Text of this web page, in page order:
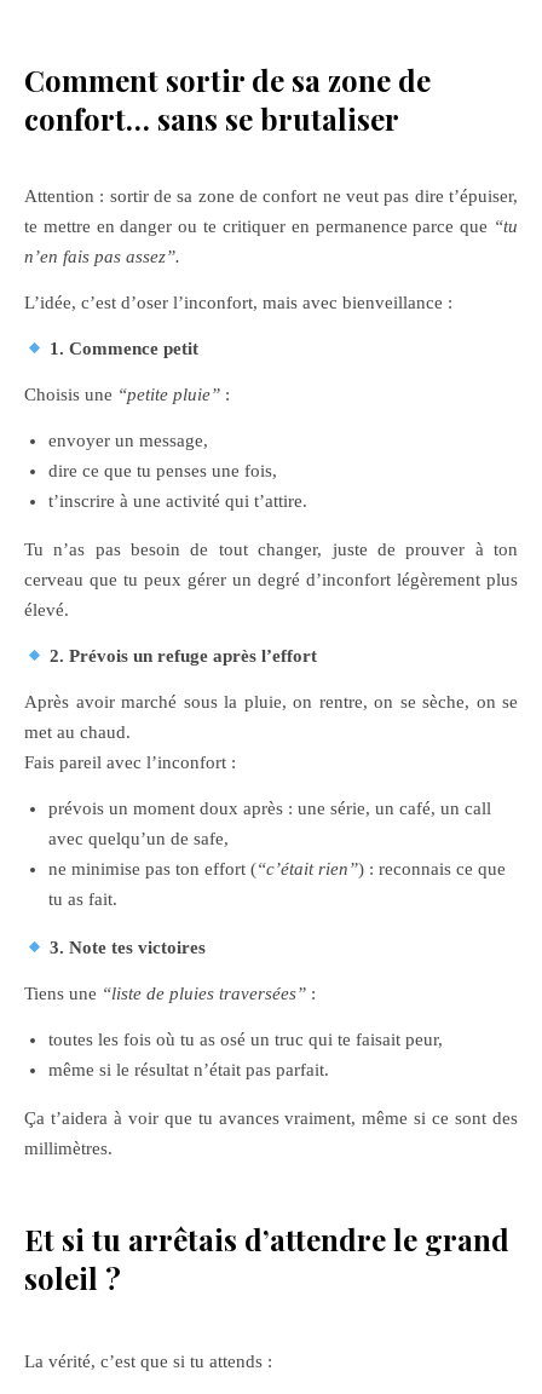
Comment sortir de sa zone de
confort… sans se brutaliser
Attention : sortir de sa zone de confort ne veut pas dire t’épuiser,
te mettre en danger ou te critiquer en permanence parce que “tu
n’en fais pas assez”.
L’idée, c’est d’oser l’inconfort, mais avec bienveillance :
1. Commence petit
Choisis une “petite pluie” :
envoyer un message,
dire ce que tu penses une fois,
t’inscrire à une activité qui t’attire.
Tu n’as pas besoin de tout changer, juste de prouver à ton
cerveau que tu peux gérer un degré d’inconfort légèrement plus
élevé.
2. Prévois un refuge après l’effort
Après avoir marché sous la pluie, on rentre, on se sèche, on se
met au chaud.
Fais pareil avec l’inconfort :
prévois un moment doux après : une série, un café, un call
avec quelqu’un de safe,
ne minimise pas ton effort (“c’était rien”) : reconnais ce que
tu as fait.
3. Note tes victoires
Tiens une “liste de pluies traversées” :
toutes les fois où tu as osé un truc qui te faisait peur,
même si le résultat n’était pas parfait.
Ça t’aidera à voir que tu avances vraiment, même si ce sont des
millimètres.
Et si tu arrêtais d’attendre le grand
soleil ?
La vérité, c’est que si tu attends :